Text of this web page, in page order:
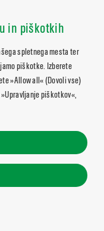
in piškotkih
spletnega mesta ter
piškotke. Izberete
»Allow all« (Dovoli vse)
piškotkov«,